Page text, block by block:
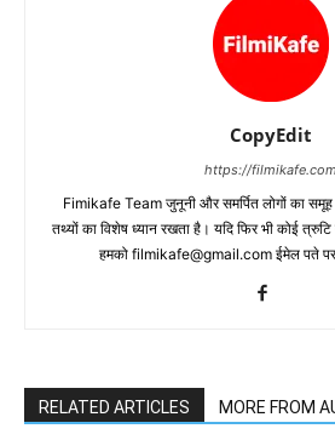
CopyEdit
https://filmikafe.com
Fimikafe Team जुनूनी और समर्पित लोगों का
तथ्‍यों का विशेष ध्‍यान रखता है। यदि फिर भी कोई
हमको filmikafe@gmail.com ईमेल पते
RELATED ARTICLES MORE FROM